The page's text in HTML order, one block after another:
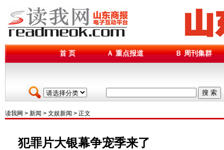
首 页 Ａ 重点报道 Ｂ 周刊集群
搜 索
读我网 > 新闻 > 文娱新闻 > 正文
犯罪片大银幕争宠季来了